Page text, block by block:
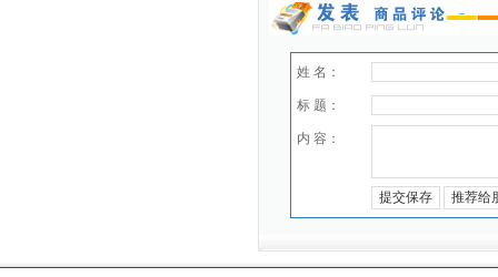
姓 名：
标 题：
内 容：